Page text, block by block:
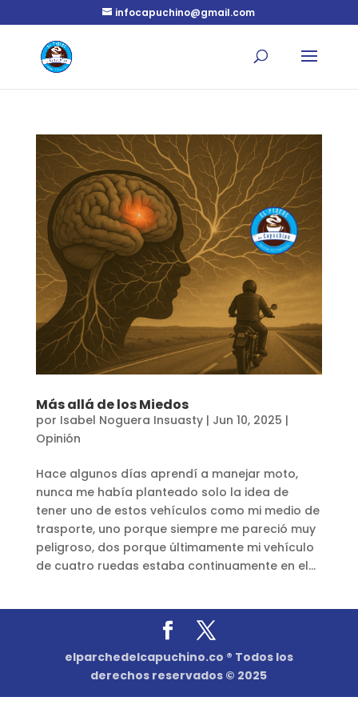
infocapuchino@gmail.com
Más allá de los Miedos
por Isabel Noguera Insuasty| Jun 10, 2025 |
Opinión
Hace algunos días aprendí a manejar moto,
nunca me había planteado solo la idea de
tener uno de estos vehículos como mi medio de
trasporte, uno porque siempre me pareció muy
peligroso, dos porque últimamente mi vehículo
de cuatro ruedas estaba continuamente en el...
elparchedelcapuchino.co ® Todos los
derechos reservados © 2025